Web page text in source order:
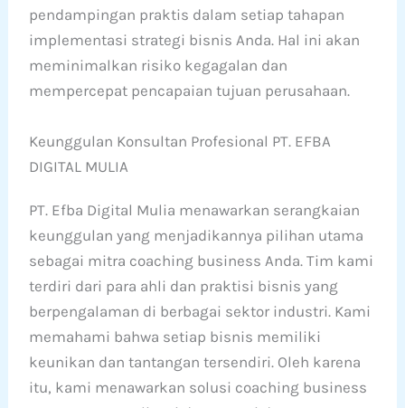
pendampingan praktis dalam setiap tahapan
implementasi strategi bisnis Anda. Hal ini akan
meminimalkan risiko kegagalan dan
mempercepat pencapaian tujuan perusahaan.
Keunggulan Konsultan Profesional PT. EFBA
DIGITAL MULIA
PT. Efba Digital Mulia menawarkan serangkaian
keunggulan yang menjadikannya pilihan utama
sebagai mitra coaching business Anda. Tim kami
terdiri dari para ahli dan praktisi bisnis yang
berpengalaman di berbagai sektor industri. Kami
memahami bahwa setiap bisnis memiliki
keunikan dan tantangan tersendiri. Oleh karena
itu, kami menawarkan solusi coaching business